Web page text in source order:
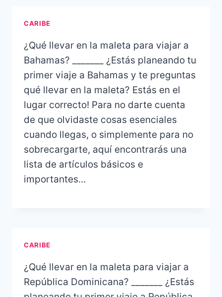
CARIBE
¿Qué llevar en la maleta para viajar a
Bahamas? _______ ¿Estás planeando tu
primer viaje a Bahamas y te preguntas
qué llevar en la maleta? Estás en el
lugar correcto! Para no darte cuenta
de que olvidaste cosas esenciales
cuando llegas, o simplemente para no
sobrecargarte, aquí encontrarás una
lista de artículos básicos e
importantes…
CARIBE
¿Qué llevar en la maleta para viajar a
República Dominicana? _______ ¿Estás